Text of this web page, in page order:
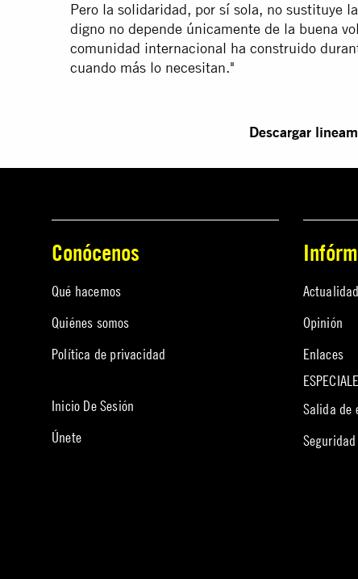
Pero la solidaridad, por sí sola, no sustituye
digno no depende únicamente de la buena
comunidad internacional ha construido
cuando más lo necesitan."
Descargar
Conócenos
Qué hacemos
Quiénes somos
Política de privacidad
Inicio De Sesión
Únete
Actualidad
Opinión
Enlaces
Salida de